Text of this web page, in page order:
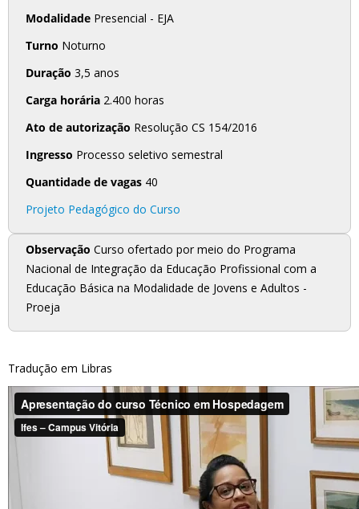
Modalidade Presencial - EJA
Turno Noturno
Duração 3,5 anos
Carga horária 2.400 horas
Ato de autorização Resolução CS 154/2016
Ingresso Processo seletivo semestral
Quantidade de vagas 40
Projeto Pedagógico do Curso
Observação Curso ofertado por meio do Programa
Nacional de Integração da Educação Profissional com a
Educação Básica na Modalidade de Jovens e Adultos -
Proeja
Tradução em Libras